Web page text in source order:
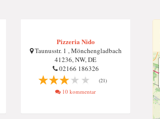
Pizzeria Nido
Taunusstr. 1 , Mönchengladbach
41236, NW, DE
02166 186326
(21)
10 kommentar